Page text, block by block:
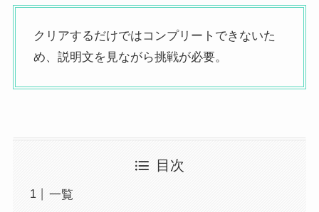
クリアするだけではコンプリートできないた
め、説明文を見ながら挑戦が必要。
目次
一覧